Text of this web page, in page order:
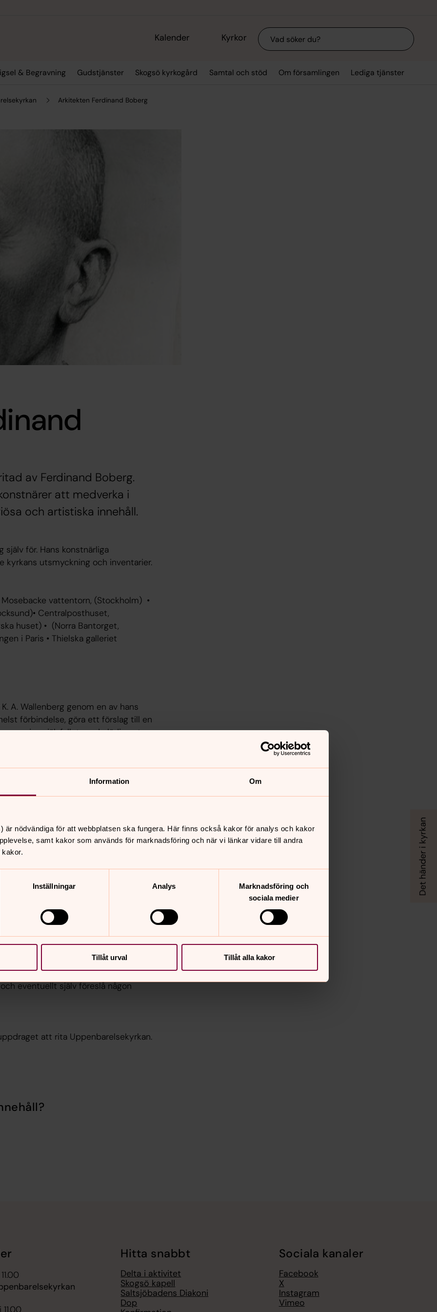
Information Om
är nödvändiga för att webbplatsen ska fungera. Här finns också kakor för analys och kakor
samt kakor som används för marknadsföring och när vi länkar vidare till andra
Inställningar Analys
Marknadsföring och
sociala medier
Tillåt urval Tillåt alla kakor
Kalender Kyrkor Sök
& Begravning Gudstjänster Skogsö kyrkogård Samtal och stöd Om församlingen Lediga tjänster
Arkitekten Ferdinand Boberg
av Ferdinand Boberg.
att medverka i
och artistiska innehåll.
för. Hans konstnärliga
kyrkans utsmyckning och inventarier.
vattentorn, (Stockholm) •
Centralposthuset,
huset) • (Norra Bantorget,
i Paris • Thielska galleriet
A. Wallenberg genom en av hans
förbindelse, göra ett förslag till en
som jag självfallet med glädje antog
situationsplan, en huvud plan, ett par
ett kostnadsförslag, slutande på
av beställaren och lades enligt
en hel del: jag var ännu så att säga
och hyllades kraftigt av bekanta
var ett telefonsamtal.
ha lust att fullfölja den där
18 maj 1913, ty jag ämnar skänka
frågade, om han hade några
eventuellt själv föreslå någon
att rita Uppenbarelsekyrkan.
Hitta snabbt
Delta i aktivitet
Skogsö kapell
Saltsjöbadens Diakoni
Dop
Sociala kanaler
Facebook
X
Instagram
Vimeo